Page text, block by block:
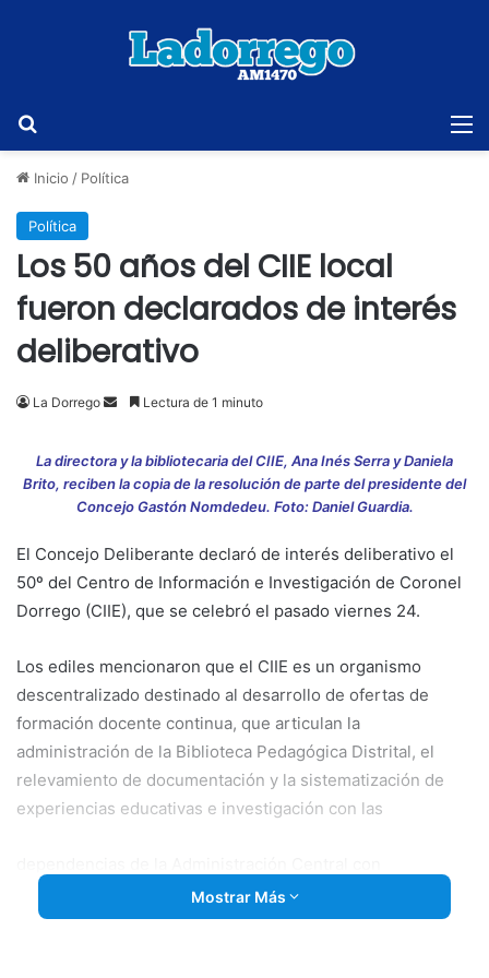
Inicio / Política
Política
Los 50 años del CIIE local
fueron declarados de interés
deliberativo
La Dorrego
Send
email
Lectura de 1 minuto
La directora y la bibliotecaria del CIIE, Ana Inés Serra y Daniela
Brito, reciben la copia de la resolución de parte del presidente del
Concejo Gastón Nomdedeu. Foto: Daniel Guardia.
El Concejo Deliberante declaró de interés deliberativo el
50º del Centro de Información e Investigación de Coronel
Dorrego (CIIE), que se celebró el pasado viernes 24.
Los ediles mencionaron que el CIIE es un organismo
descentralizado destinado al desarrollo de ofertas de
formación docente continua, que articulan la
administración de la Biblioteca Pedagógica Distrital, el
relevamiento de documentación y la sistematización de
experiencias educativas e investigación con las
responsabilidades específicas al respecto (art. 96 de la
Ley de Educación Provincial 13688/07).
Mostrar Más